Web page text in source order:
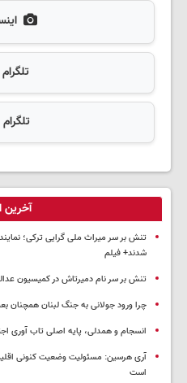
آخرین
شدند+ فیلم
تنش بر سر نام دمیرتاش در کمیسیون
چرا ورود جولانی به جنگ لبنان همچنان
انسجام و همدلی، پایه اصلی تاب آوری
آری هرسین: مسئولیت وضعیت کنونی
است